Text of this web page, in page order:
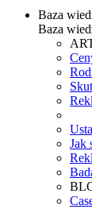
Baza
Baza
Jak